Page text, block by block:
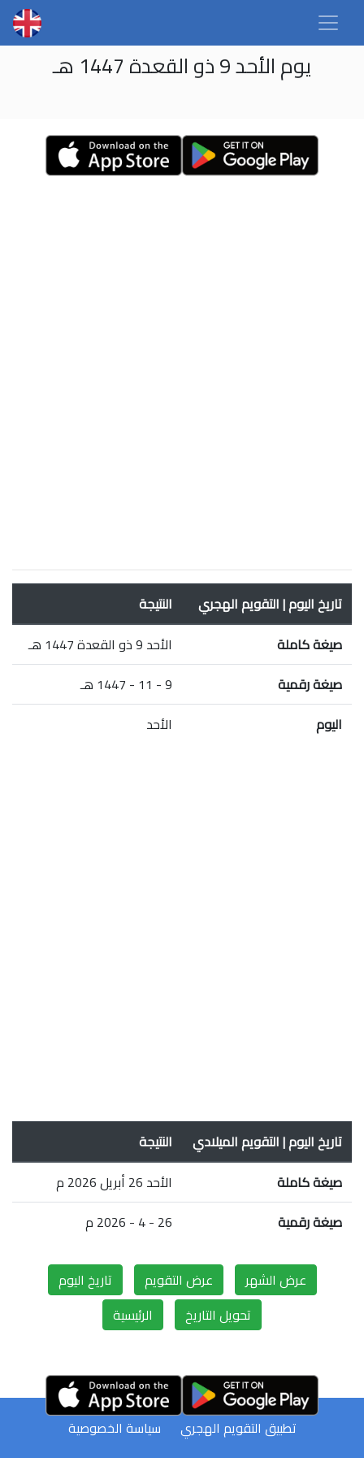
يوم الأحد 9 ذو القعدة 1447 هـ
تاريخ اليوم | التقويم الهجري
النتيجة
صيغة كاملة
الأحد 9 ذو القعدة 1447 هـ
صيغة رقمية
9 - 11 - 1447 هـ
اليوم
الأحد
تاريخ اليوم | التقويم الميلادي
النتيجة
صيغة كاملة
الأحد 26 أبريل 2026 م
صيغة رقمية
26 - 4 - 2026 م
عرض الشهر عرض التقويم
تاريخ اليوم
تحويل التاريخ
الرئيسية
سياسة الخصوصية
تطبيق التقويم الهجري